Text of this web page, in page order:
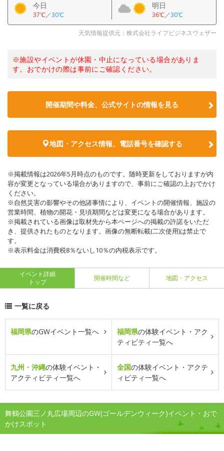
今日
37℃／30℃
明日
36℃／30℃
天気情報提供元：株式会社ライフビジネスウェザー
※施設やイベントが休園・中止になっている場合がありま
す。おでかけの際は事前にご確認ください。
開催期間や料金、公式サイトの情報を見る
地図・アクセス情報、電話番号を確認する
※掲載情報は2026年5月時点のものです。随時更新をしておりますが内
容が変更となっている場合がありますので、事前にご確認の上おでかけ
ください。
※自然災害の影響やその他諸事情により、イベントの開催情報、施設の
営業時間、植物の開花・見頃期間などは変更になる場合があります。
※掲載されている画像は取材先から本ページへの掲載の許諾をいただ
き、提供されたものとなります。画像の無断転載(二次使用)は禁止で
す。
※表示料金は消費税8％ないし10％の内税表示です。
イベント詳細
トップ
開催時間など 地図・アクセス
一覧に戻る
福岡県のGWイベント一覧へ 福岡県の体験イベント・アク
ティビティ一覧へ
九州・沖縄の体験イベント・
アクティビティ一覧へ
全国の体験イベント・アクテ
ィビティ一覧へ
舞鶴公園三ノ丸広場周辺のGW(ゴールデンウィーク)イベント・おで
かけスポット